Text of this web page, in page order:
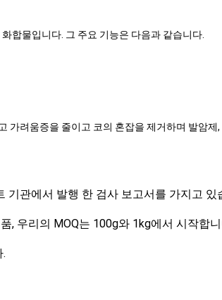
합물입니다. 그 주요 기능은 다음과 같습니다.
가려움증을 줄이고 코의 혼잡을 제거하며 발암제,
기관에서 발행 한 검사 보고서를 가지고 있
, 우리의 MOQ는 100g와 1kg에서 시작합